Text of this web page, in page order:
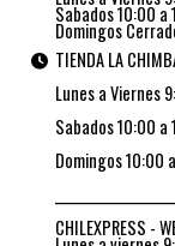
Sabados 10:00 a
Domingos
TIENDA LA
Lunes a Viernes
Sabados 10:00 a
Domingos 10:00
CHILEXPRESS -